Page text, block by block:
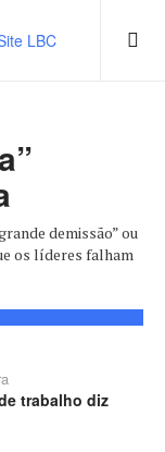
demissão” ou
os líderes falham
trabalho diz